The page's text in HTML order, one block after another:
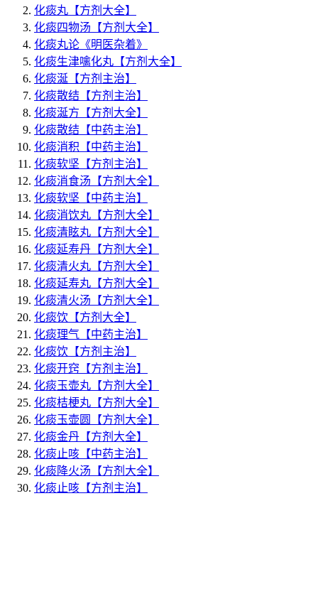
化痰丸 【方剂大全】
化痰四物汤 【方剂大全】
化痰丸论 《明医杂着》
化痰生津噙化丸 【方剂大全】
化痰涎 【方剂主治】
化痰散结 【方剂主治】
化痰涎方 【方剂大全】
化痰散结 【中药主治】
化痰消积 【中药主治】
化痰软坚 【方剂主治】
化痰消食汤 【方剂大全】
化痰软坚 【中药主治】
化痰消饮丸 【方剂大全】
化痰清眩丸 【方剂大全】
化痰延寿丹 【方剂大全】
化痰清火丸 【方剂大全】
化痰延寿丸 【方剂大全】
化痰清火汤 【方剂大全】
化痰饮 【方剂大全】
化痰理气 【中药主治】
化痰饮 【方剂主治】
化痰开窍 【方剂主治】
化痰玉壶丸 【方剂大全】
化痰桔梗丸 【方剂大全】
化痰玉壶圆
【方剂大全】
化痰金丹 【方剂大全】
化痰止咳 【中药主治】
化痰降火汤 【方剂大全】
化痰止咳 【方剂主治】